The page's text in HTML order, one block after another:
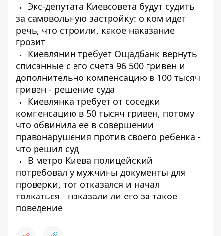
Экс-депутата Киевсовета будут судить
за самовольную застройку: о ком идет
речь, что строили, какое наказание
грозит
Киевлянин требует Ощадбанк вернуть
списанные с его счета 96 500 гривен и
дополнительно компенсацию в 100 тысяч
гривен - решение суда
Киевлянка требует от соседки
компенсацию в 50 тысяч гривен, потому
что обвинила ее в совершении
правонарушения против своего ребенка -
что решил суд
В метро Киева полицейский
потребовал у мужчины документы для
проверки, тот отказался и начал
толкаться - наказали ли его за такое
поведение